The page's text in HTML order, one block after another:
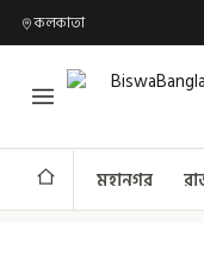
কলকাতা
মহানগর